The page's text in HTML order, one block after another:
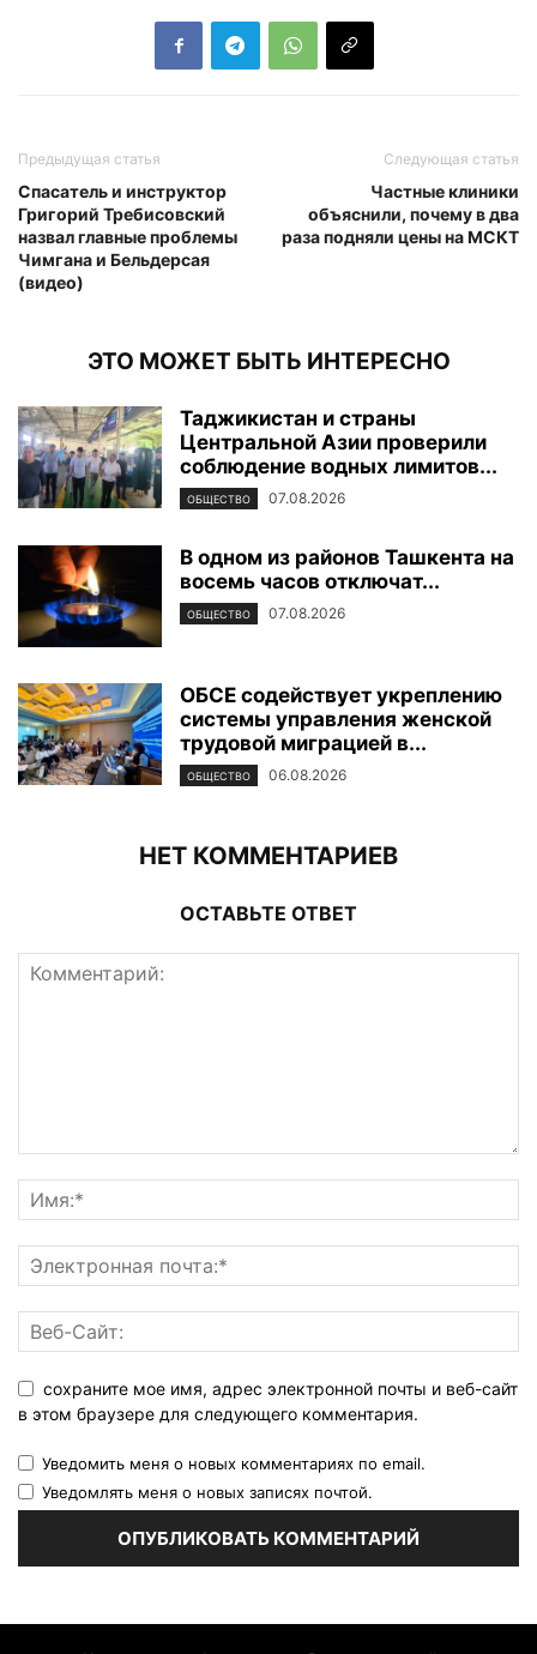
Предыдущая статья
Спасатель и инструктор
Григорий Требисовский
назвал главные проблемы
Чимгана и Бельдерсая
(видео)
Следующая статья
Частные клиники
объяснили, почему в два
раза подняли цены на МСКТ
ЭТО МОЖЕТ БЫТЬ ИНТЕРЕСНО
Таджикистан и страны
Центральной Азии проверили
соблюдение водных лимитов...
ОБЩЕСТВО 07.08.2026
В одном из районов Ташкента на
восемь часов отключат...
ОБЩЕСТВО 07.08.2026
ОБСЕ содействует укреплению
системы управления женской
трудовой миграцией в...
ОБЩЕСТВО 06.08.2026
НЕТ КОММЕНТАРИЕВ
ОСТАВЬТЕ ОТВЕТ
сохраните мое имя, адрес электронной почты и веб-сайт
в этом браузере для следующего комментария.
Уведомить меня о новых комментариях по email.
Уведомлять меня о новых записях почтой.